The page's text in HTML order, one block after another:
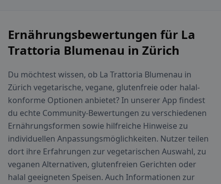
Ernährungsbewertungen für La
Trattoria Blumenau in Zürich
Du möchtest wissen, ob La Trattoria Blumenau in
Zürich vegetarische, vegane, glutenfreie oder halal-
konforme Optionen anbietet? In unserer App findest
du echte Community-Bewertungen zu verschiedenen
Ernährungsformen sowie hilfreiche Hinweise zu
individuellen Anpassungsmöglichkeiten. Nutzer teilen
dort ihre Erfahrungen zur vegetarischen Auswahl, zu
veganen Alternativen, glutenfreien Gerichten oder
halal geeigneten Speisen. Auch Informationen zur